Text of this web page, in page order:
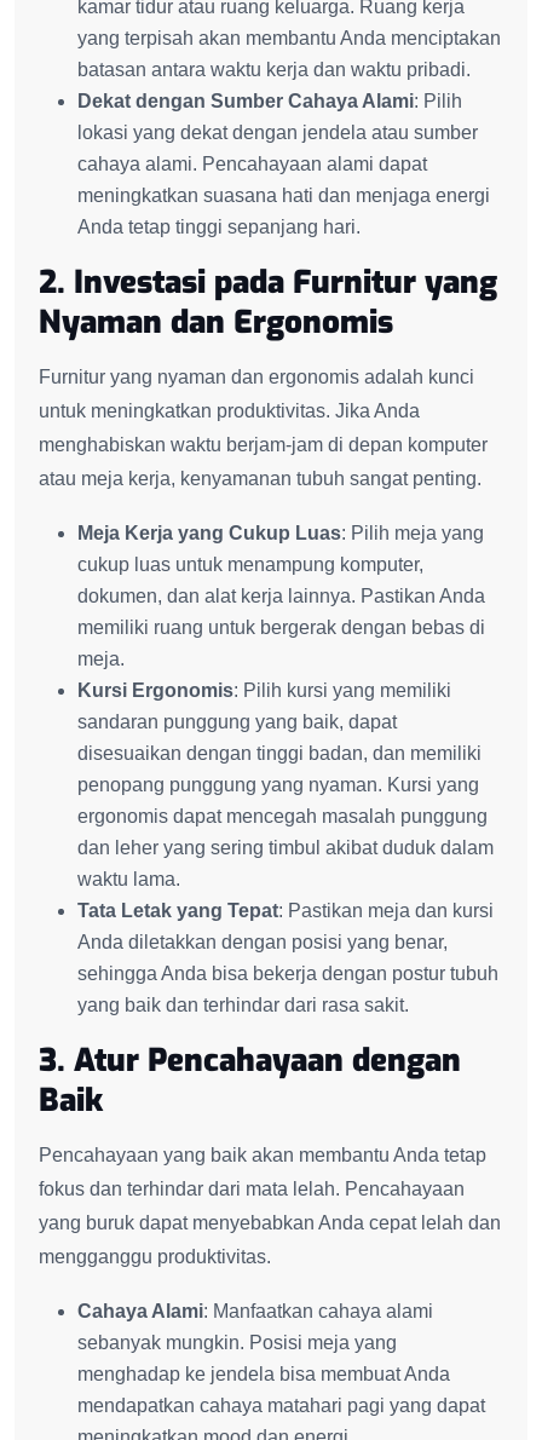
kamar tidur atau ruang keluarga. Ruang kerja
yang terpisah akan membantu Anda menciptakan
batasan antara waktu kerja dan waktu pribadi.
Dekat dengan Sumber Cahaya Alami: Pilih
lokasi yang dekat dengan jendela atau sumber
cahaya alami. Pencahayaan alami dapat
meningkatkan suasana hati dan menjaga energi
Anda tetap tinggi sepanjang hari.
2. Investasi pada Furnitur yang
Nyaman dan Ergonomis
Furnitur yang nyaman dan ergonomis adalah kunci
untuk meningkatkan produktivitas. Jika Anda
menghabiskan waktu berjam-jam di depan komputer
atau meja kerja, kenyamanan tubuh sangat penting.
Meja Kerja yang Cukup Luas: Pilih meja yang
cukup luas untuk menampung komputer,
dokumen, dan alat kerja lainnya. Pastikan Anda
memiliki ruang untuk bergerak dengan bebas di
meja.
Kursi Ergonomis: Pilih kursi yang memiliki
sandaran punggung yang baik, dapat
disesuaikan dengan tinggi badan, dan memiliki
penopang punggung yang nyaman. Kursi yang
ergonomis dapat mencegah masalah punggung
dan leher yang sering timbul akibat duduk dalam
waktu lama.
Tata Letak yang Tepat: Pastikan meja dan kursi
Anda diletakkan dengan posisi yang benar,
sehingga Anda bisa bekerja dengan postur tubuh
yang baik dan terhindar dari rasa sakit.
3. Atur Pencahayaan dengan
Baik
Pencahayaan yang baik akan membantu Anda tetap
fokus dan terhindar dari mata lelah. Pencahayaan
yang buruk dapat menyebabkan Anda cepat lelah dan
mengganggu produktivitas.
Cahaya Alami: Manfaatkan cahaya alami
sebanyak mungkin. Posisi meja yang
menghadap ke jendela bisa membuat Anda
mendapatkan cahaya matahari pagi yang dapat